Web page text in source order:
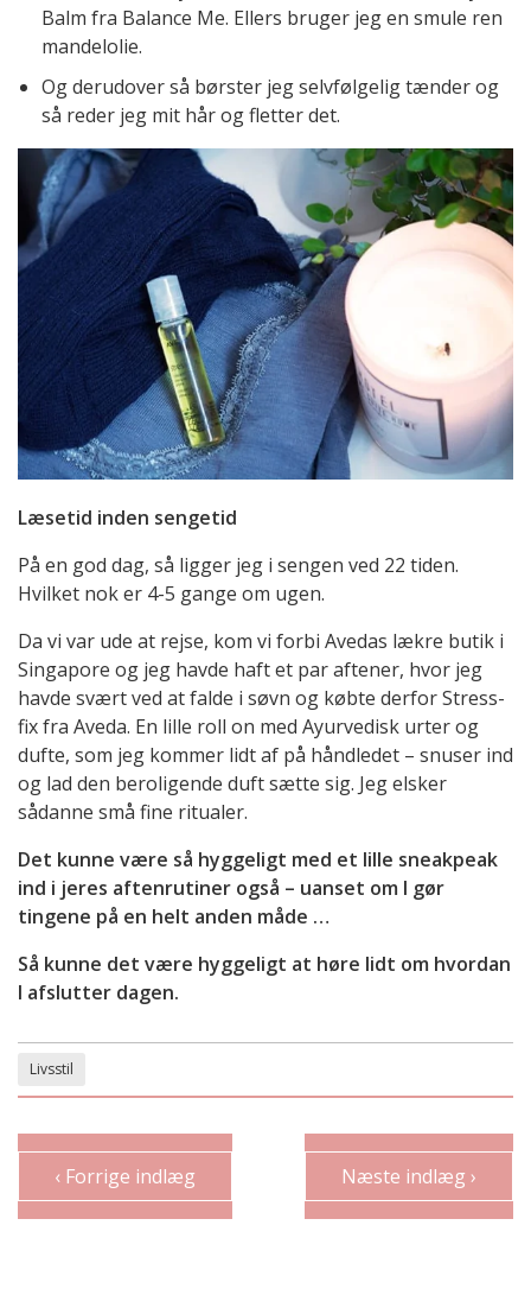
Balm fra Balance Me. Ellers bruger jeg en smule ren
mandelolie.
Og derudover så børster jeg selvfølgelig tænder og
så reder jeg mit hår og fletter det.
Læsetid inden sengetid
På en god dag, så ligger jeg i sengen ved 22 tiden.
Hvilket nok er 4-5 gange om ugen.
Da vi var ude at rejse, kom vi forbi Avedas lækre butik i
Singapore og jeg havde haft et par aftener, hvor jeg
havde svært ved at falde i søvn og købte derfor Stress-
fix fra Aveda. En lille roll on med Ayurvedisk urter og
dufte, som jeg kommer lidt af på håndledet – snuser ind
og lad den beroligende duft sætte sig. Jeg elsker
sådanne små fine ritualer.
Det kunne være så hyggeligt med et lille sneakpeak
ind i jeres aftenrutiner også – uanset om I gør
tingene på en helt anden måde …
Så kunne det være hyggeligt at høre lidt om hvordan
I afslutter dagen.
Livsstil
‹ Forrige indlæg Næste indlæg ›